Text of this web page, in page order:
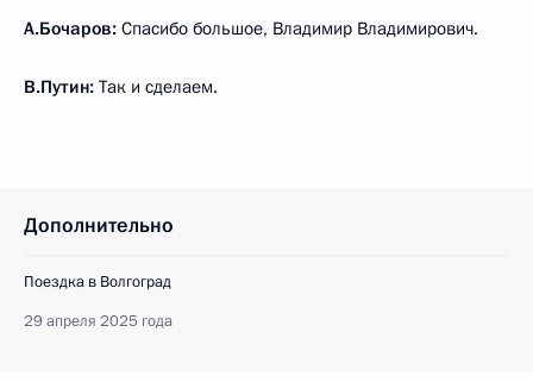
А.Бочаров: Спасибо большое, Владимир Владимирович.
В.Путин: Так и сделаем.
Дополнительно
Поездка в Волгоград
29 апреля 2025 года